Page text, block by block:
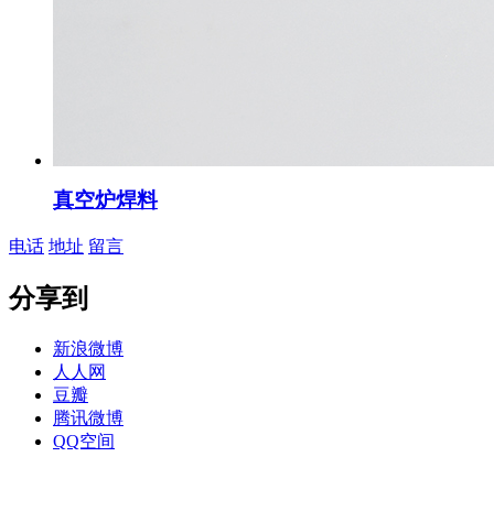
真空炉焊料
电话 地址 留言
分享到
新浪微博
人人网
豆瓣
腾讯微博
QQ空间